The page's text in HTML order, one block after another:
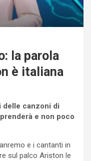
la parola
è italiana
delle canzoni di
e non poco
e i cantanti in
sul palco Ariston le